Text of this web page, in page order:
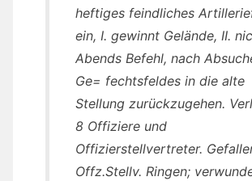
heftiges feindliches
ein, I. gewinnt Gelände, II.
Abends Befehl, nach
Ge= fechtsfeldes in die alte
Stellung zurückzugehen.
8 Offiziere und
Offizierstellvertreter.
Offz.Stellv. Ringen;